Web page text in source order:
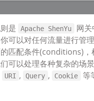
是 Apache ShenYu
网关
可以对任何流量进行管
匹配条件(conditions)，
可以处理各种复杂的场
URI , Query , Cookie
等